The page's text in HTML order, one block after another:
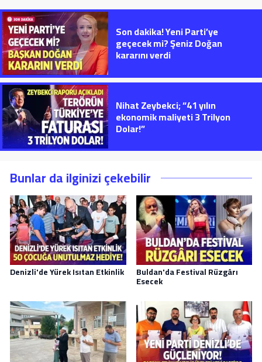
Son dakika! Yeni Parti’ye
geçecek mi? Şeniz Doğan
kararını verdi
Nihat Zeybekci; “41 yılın
ekonomik maliyeti 3 Trilyon
Dolar!”
Bunlar da ilginizi çekebilir
Denizli'de Yürek Isıtan Etkinlik Buldan'da Festival Rüzgârı
Esecek